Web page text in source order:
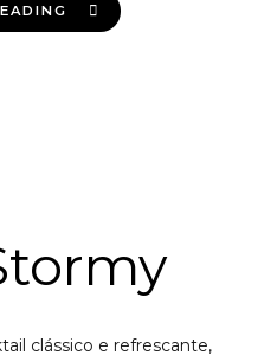
clássico e refrescante,